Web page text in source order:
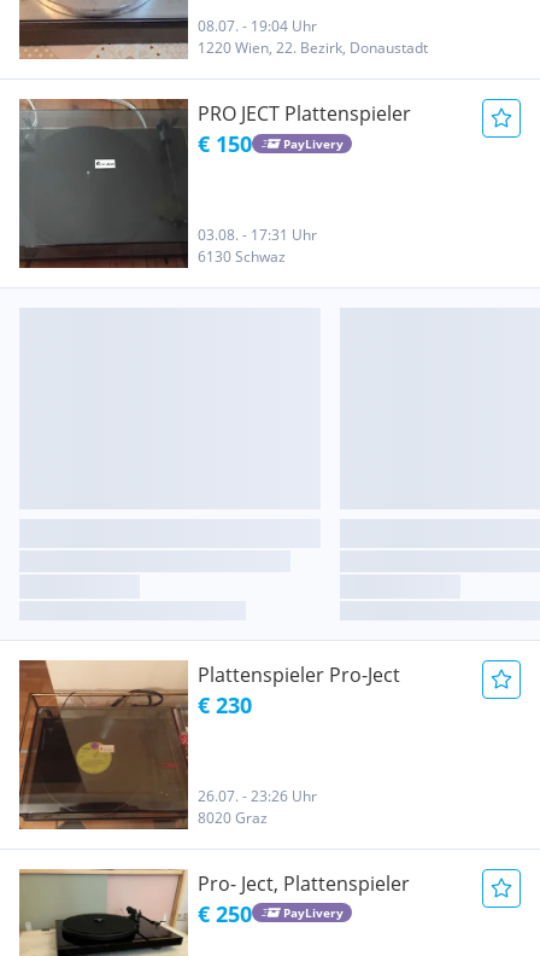
08.07. - 19:04 Uhr
1220 Wien, 22. Bezirk, Donaustadt
PRO JECT Plattenspieler
€ 150 PayLivery
03.08. - 17:31 Uhr
6130 Schwaz
Plattenspieler Pro-Ject
€ 230
26.07. - 23:26 Uhr
8020 Graz
Pro- Ject, Plattenspieler
€ 250 PayLivery